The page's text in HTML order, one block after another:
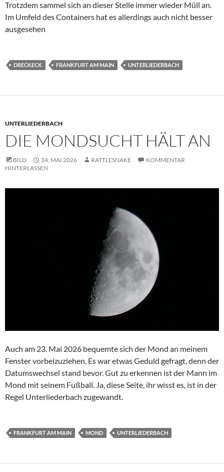
Trotzdem sammel sich an dieser Stelle immer wieder Müll an.
Im Umfeld des Containers hat es allerdings auch nicht besser
ausgesehen
DRECKECK FRANKFURT AM MAIN UNTERLIEDERBACH
UNTERLIEDERBACH
DIE MONDSUCHT HÄLT AN
BILD 24. MAI 2026 RATTLESNAKE
KOMMENTAR
HINTERLASSEN
Auch am 23. Mai 2026 bequemte sich der Mond an meinem
Fenster vorbeizuziehen. Es war etwas Geduld gefragt, denn der
Datumswechsel stand bevor. Gut zu erkennen ist der Mann im
Mond mit seinem Fußball. Ja, diese Seite, ihr wisst es, ist in der
Regel Unterliederbach zugewandt.
FRANKFURT AM MAIN MOND UNTERLIEDERBACH